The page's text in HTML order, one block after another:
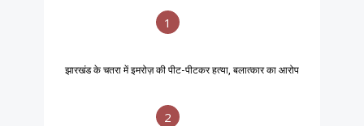
1
झारखंड के चतरा में इमरोज़ की पीट-पीटकर हत्या, बलात्कार का आरोप
2